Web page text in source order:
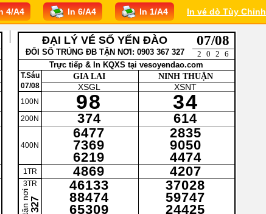
ĐẠI LÝ VÉ SỐ YẾN ĐÀO
ĐỔI SỐ TRÚNG ĐB TẬN NƠI: 0903 367 327
07/08
2026
Trực tiếp & In KQXS tại vesoyendao.com
T.Sáu
07/08
100N
200N
400N
1TR
3TR
GIA LAI
XSGL
98
374
6477
7369
6219
4869
46133
88474
65309
NINH THUẬN
XSNT
34
614
2835
9050
4474
4207
37028
59747
24425
In vé dò Tùy Chỉnh